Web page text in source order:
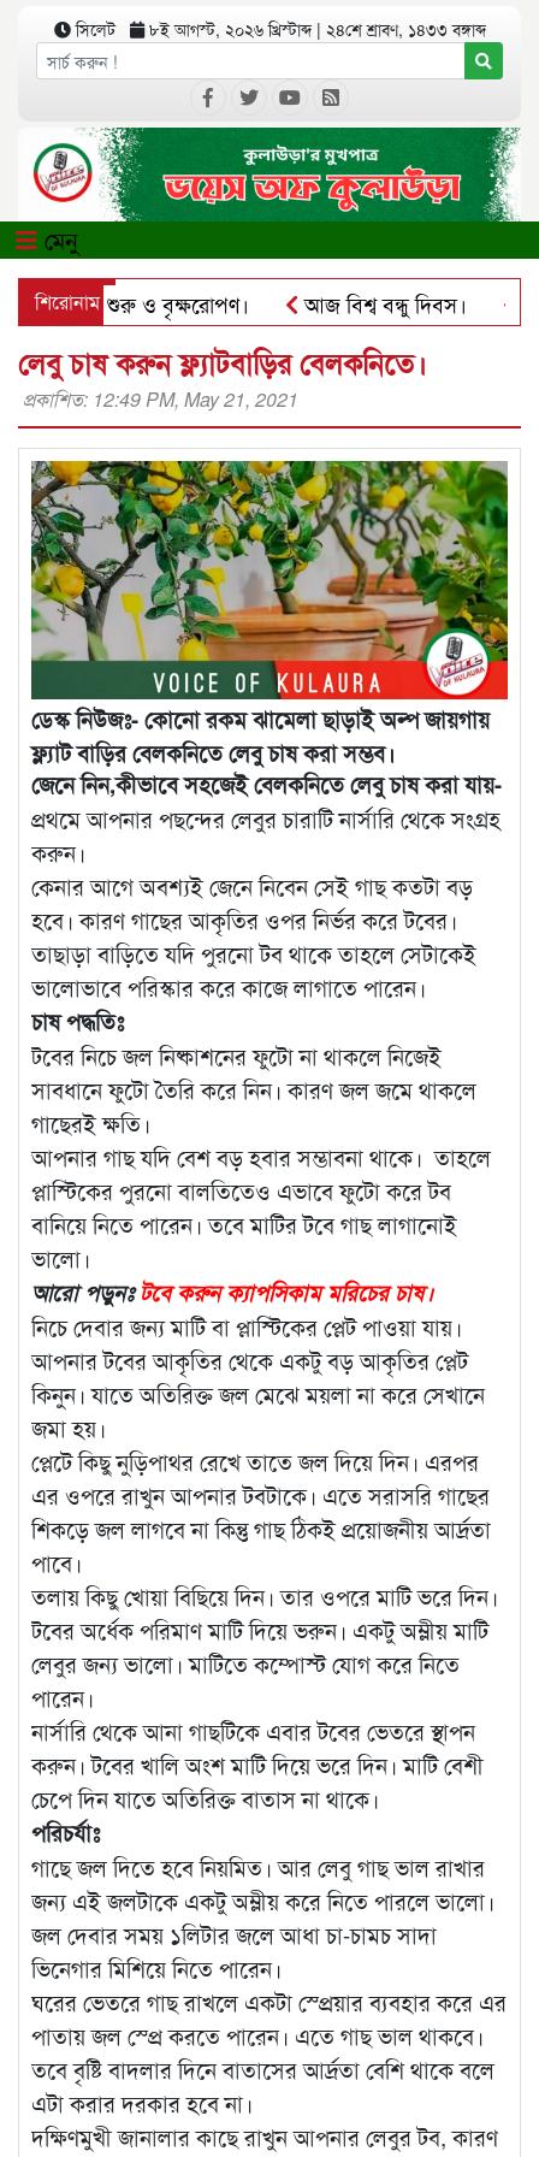
সিলেট ৮ই আগস্ট, ২০২৬ খ্রিস্টাব্দ| ২৪শে শ্রাবণ, ১৪৩৩ বঙ্গাব্দ
মেনু
শিরোনাম
কার্যক্রম শুরু ও বৃক্ষরোপণ। আজ বিশ্ব বন্ধু দিবস।
ব্যবহার করে প্রতারণার চেষ্টা।
পৃথিমপাশায় ঋণের
লেবু চাষ করুন ফ্ল্যাটবাড়ির বেলকনিতে।
প্রকাশিত: 12:49 PM, May 21, 2021
ডেস্ক নিউজঃ- কোনো রকম ঝামেলা ছাড়াই অল্প জায়গায়
ফ্ল্যাট বাড়ির বেলকনিতে লেবু চাষ করা সম্ভব।
জেনে নিন,কীভাবে সহজেই বেলকনিতে লেবু চাষ করা যায়-
প্রথমে আপনার পছন্দের লেবুর চারাটি নার্সারি থেকে সংগ্রহ
করুন।
কেনার আগে অবশ্যই জেনে নিবেন সেই গাছ কতটা বড়
হবে। কারণ গাছের আকৃতির ওপর নির্ভর করে টবের।
তাছাড়া বাড়িতে যদি পুরনো টব থাকে তাহলে সেটাকেই
ভালোভাবে পরিস্কার করে কাজে লাগাতে পারেন।
চাষ পদ্ধতিঃ
টবের নিচে জল নিষ্কাশনের ফুটো না থাকলে নিজেই
সাবধানে ফুটো তৈরি করে নিন। কারণ জল জমে থাকলে
গাছেরই ক্ষতি।
আপনার গাছ যদি বেশ বড় হবার সম্ভাবনা থাকে। তাহলে
প্লাস্টিকের পুরনো বালতিতেও এভাবে ফুটো করে টব
বানিয়ে নিতে পারেন। তবে মাটির টবে গাছ লাগানোই
ভালো।
আরো পড়ুনঃটবে করুন ক্যাপসিকাম মরিচের চাষ।
নিচে দেবার জন্য মাটি বা প্লাস্টিকের প্লেট পাওয়া যায়।
আপনার টবের আকৃতির থেকে একটু বড় আকৃতির প্লেট
কিনুন। যাতে অতিরিক্ত জল মেঝে ময়লা না করে সেখানে
জমা হয়।
প্লেটে কিছু নুড়িপাথর রেখে তাতে জল দিয়ে দিন। এরপর
এর ওপরে রাখুন আপনার টবটাকে। এতে সরাসরি গাছের
শিকড়ে জল লাগবে না কিন্তু গাছ ঠিকই প্রয়োজনীয় আর্দ্রতা
পাবে।
তলায় কিছু খোয়া বিছিয়ে দিন। তার ওপরে মাটি ভরে দিন।
টবের অর্ধেক পরিমাণ মাটি দিয়ে ভরুন। একটু অম্লীয় মাটি
লেবুর জন্য ভালো। মাটিতে কম্পোস্ট যোগ করে নিতে
পারেন।
নার্সারি থেকে আনা গাছটিকে এবার টবের ভেতরে স্থাপন
করুন। টবের খালি অংশ মাটি দিয়ে ভরে দিন। মাটি বেশী
চেপে দিন যাতে অতিরিক্ত বাতাস না থাকে।
পরিচর্যাঃ
গাছে জল দিতে হবে নিয়মিত। আর লেবু গাছ ভাল রাখার
জন্য এই জলটাকে একটু অম্লীয় করে নিতে পারলে ভালো।
জল দেবার সময় ১লিটার জলে আধা চা-চামচ সাদা
ভিনেগার মিশিয়ে নিতে পারেন।
ঘরের ভেতরে গাছ রাখলে একটা স্প্রেয়ার ব্যবহার করে এর
পাতায় জল স্প্রে করতে পারেন। এতে গাছ ভাল থাকবে।
তবে বৃষ্টি বাদলার দিনে বাতাসের আর্দ্রতা বেশি থাকে বলে
এটা করার দরকার হবে না।
দক্ষিণমুখী জানালার কাছে রাখুন আপনার লেবুর টব, কারণ